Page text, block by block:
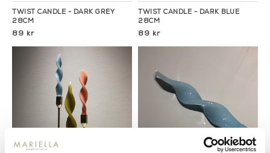
TWIST CANDLE - DARK GREY
28CM
89 kr
TWIST CANDLE - DARK BLUE
28CM
89 kr